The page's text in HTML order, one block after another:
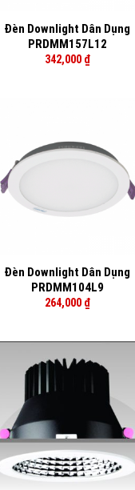
Đèn Downlight Dân Dụng
PRDMM157L12
342,000 ₫
Đèn Downlight Dân Dụng
PRDMM104L9
264,000 ₫